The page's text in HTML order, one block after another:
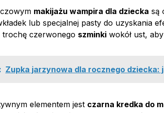
makijażu wampira dla dziecka są
lub specjalnej pasty do uzyskania
trochę czerwonego szminki wokół ust,
Zupka jarzynowa dla rocznego dziecka:
elementem jest czarna kredka do